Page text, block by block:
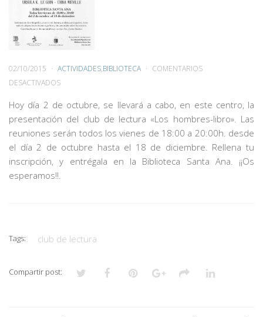
02/10/2015 ACTIVIDADES,BIBLIOTECA
COMENTARIOS
DESACTIVADOSEN
DE
LECTURA
«LOS
HOMBRES-
LIBRO»
Hoy día 2 de octubre, se llevará a cabo, en este centro, la
presentación del club de lectura «Los hombres-libro». Las
reuniones serán todos los vienes de 18:00 a 20:00h. desde
el día 2 de octubre hasta el 18 de diciembre. Rellena tu
inscripción, y entrégala en la Biblioteca Santa Ana. ¡¡Os
esperamos!!.
Tags: club de lectura
Compartir post: